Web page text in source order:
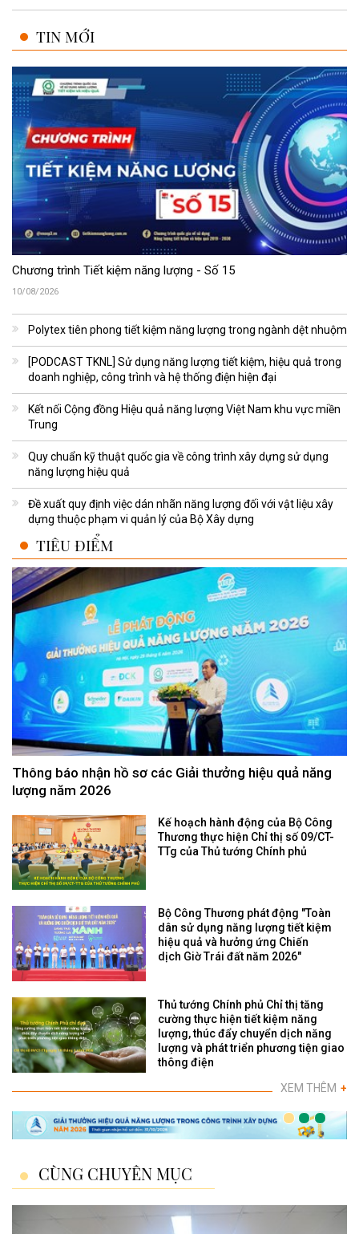
TIN MỚI
Chương trình Tiết kiệm năng lượng - Số 15
10/08/2026
Polytex tiên phong tiết kiệm năng lượng trong ngành dệt nhuộm
[PODCAST TKNL] Sử dụng năng lượng tiết kiệm, hiệu quả trong
doanh nghiệp, công trình và hệ thống điện hiện đại
Kết nối Cộng đồng Hiệu quả năng lượng Việt Nam khu vực miền
Trung
Quy chuẩn kỹ thuật quốc gia về công trình xây dựng sử dụng
năng lượng hiệu quả
Đề xuất quy định việc dán nhãn năng lượng đối với vật liệu xây
dựng thuộc phạm vi quản lý của Bộ Xây dựng
TIÊU ĐIỂM
Thông báo nhận hồ sơ các Giải thưởng hiệu quả năng
lượng năm 2026
Kế hoạch hành động của Bộ Công
Thương thực hiện Chỉ thị số 09/CT-
TTg của Thủ tướng Chính phủ
Bộ Công Thương phát động "Toàn
dân sử dụng năng lượng tiết kiệm
hiệu quả và hưởng ứng Chiến
dịch Giờ Trái đất năm 2026"
Thủ tướng Chính phủ Chỉ thị tăng
cường thực hiện tiết kiệm năng
lượng, thúc đẩy chuyển dịch năng
lượng và phát triển phương tiện giao
thông điện
XEM THÊM +
CÙNG CHUYÊN MỤC